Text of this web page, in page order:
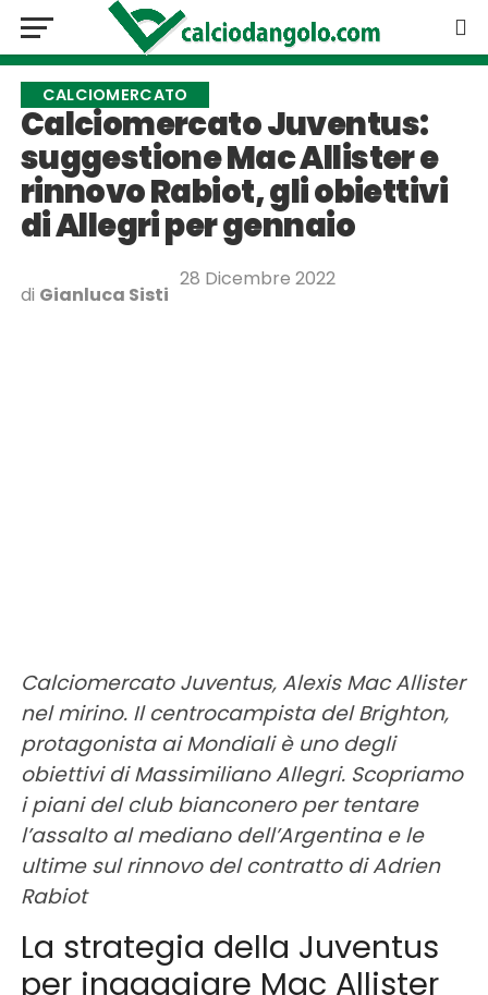
CALCIOMERCATO
Calciomercato Juventus:
suggestione Mac Allister e
rinnovo Rabiot, gli obiettivi
di Allegri per gennaio
di Gianluca Sisti
28 Dicembre 2022
Calciomercato Juventus, Alexis Mac Allister
nel mirino. Il centrocampista del Brighton,
protagonista ai Mondiali è uno degli
obiettivi di Massimiliano Allegri. Scopriamo
i piani del club bianconero per tentare
l’assalto al mediano dell’Argentina e le
ultime sul rinnovo del contratto di Adrien
Rabiot
La strategia della Juventus
per ingaggiare Mac Allister